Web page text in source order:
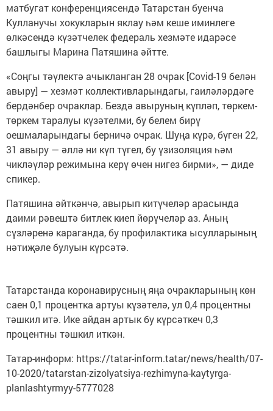
матбугат конференциясендә Татарстан буенча
Кулланучы хокукларын яклау һәм кеше иминлеге
өлкәсендә күзәтчелек федераль хезмәте идарәсе
башлыгы Марина Патяшина әйтте.
«Соңгы тәүлектә ачыкланган 28 очрак [Covid-19 белән
авыру] — хезмәт коллективларындагы, гаиләләрдәге
бердәнбер очраклар. Бездә авыруның күпләп, төркем-
төркем таралуы күзәтелми, бу белем бирү
оешмаларындагы берничә очрак. Шуңа күрә, бүген 22,
31 авыру — әллә ни күп түгел, бу үзизоляция һәм
чикләүләр режимына керү өчен нигез бирми», — диде
спикер.
Патяшина әйткәнчә, авырып китүчеләр арасында
даими рәвештә битлек киеп йөрүчеләр аз. Аның
сүзләренә караганда, бу профилактика ысулларының
нәтиҗәле булуын күрсәтә.
Татарстанда коронавирусның яңа очракларының көн
саен 0,1 процентка артуы күзәтелә, ул 0,4 процентны
тәшкил итә. Ике айдан артык бу күрсәткеч 0,3
процентны тәшкил иткән.
Татар-информ: https://tatar-inform.tatar/news/health/07-
10-2020/tatarstan-zizolyatsiya-rezhimyna-kaytyrga-
planlashtyrmyy-5777028